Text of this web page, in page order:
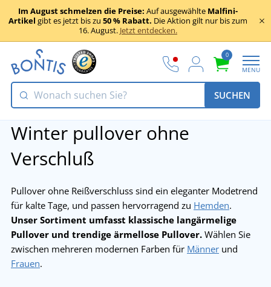
Im August schmelzen die Preise: Auf ausgewählte Malfini-
Artikel gibt es jetzt bis zu 50 % Rabatt. Die Aktion gilt nur bis zum
16. August. Jetzt entdecken.
0
MENU
SUCHEN
Winter pullover ohne
Verschluß
Pullover ohne Reißverschluss sind ein eleganter Modetrend
für kalte Tage, und passen hervorragend zu Hemden.
Unser Sortiment umfasst klassische langärmelige
Pullover und trendige ärmellose Pullover. Wählen Sie
zwischen mehreren modernen Farben für Männer und
Frauen.